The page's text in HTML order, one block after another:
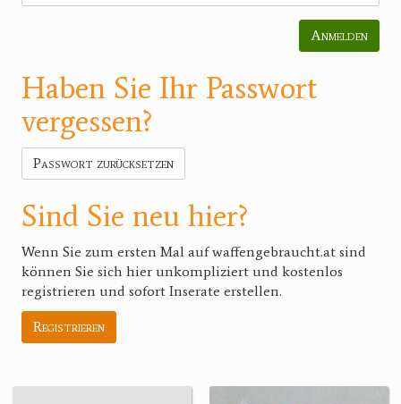
Anmelden
Haben Sie Ihr Passwort
vergessen?
Passwort zurücksetzen
Sind Sie neu hier?
Wenn Sie zum ersten Mal auf waffengebraucht.at sind
können Sie sich hier unkompliziert und kostenlos
registrieren und sofort Inserate erstellen.
Registrieren